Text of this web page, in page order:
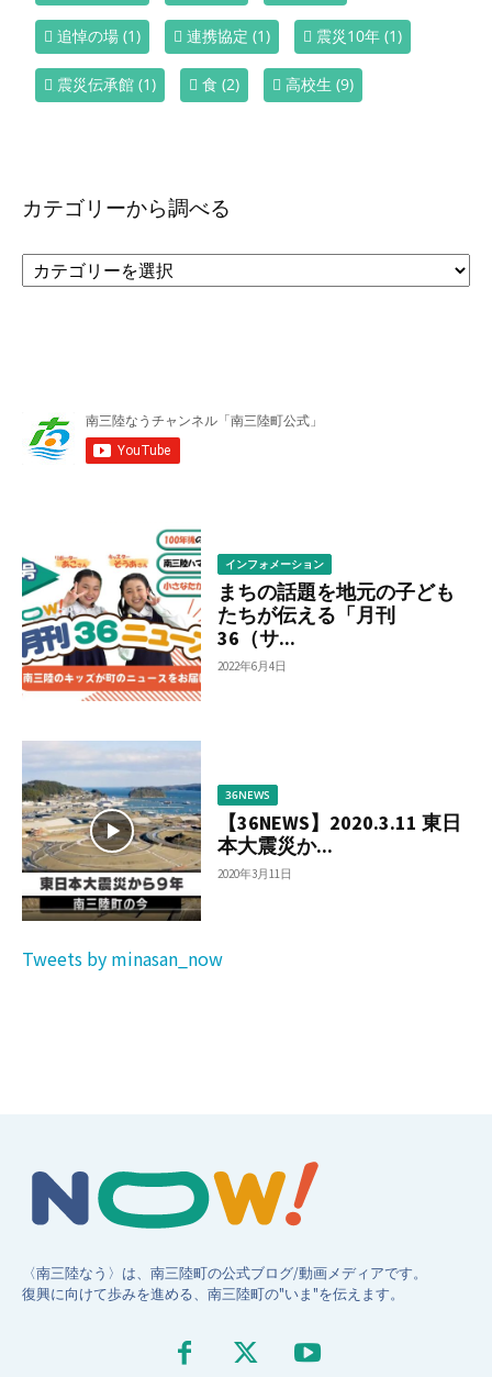
追悼の場 (1) 連携協定 (1) 震災10年 (1)
震災伝承館 (1) 食 (2) 高校生 (9)
カテゴリーから調べる
カ
テ
ら
調
インフォメーション
まちの話題を地元の子ども
たちが伝える「月刊
36（サ...
2022年6月4日
36NEWS
【36NEWS】2020.3.11 東日
本大震災か...
2020年3月11日
Tweets by minasan_now
〈南三陸なう〉は、南三陸町の公式ブログ/動画メディアです。
復興に向けて歩みを進める、南三陸町の"いま"を伝えます。